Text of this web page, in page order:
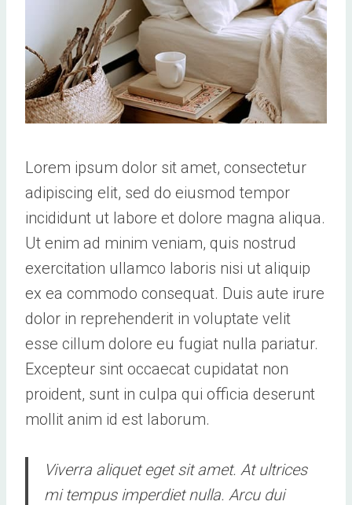
Lorem ipsum dolor sit amet, consectetur
adipiscing elit, sed do eiusmod tempor
incididunt ut labore et dolore magna aliqua.
Ut enim ad minim veniam, quis nostrud
exercitation ullamco laboris nisi ut aliquip
ex ea commodo consequat. Duis aute irure
dolor in reprehenderit in voluptate velit
esse cillum dolore eu fugiat nulla pariatur.
Excepteur sint occaecat cupidatat non
proident, sunt in culpa qui officia deserunt
mollit anim id est laborum.
Viverra aliquet eget sit amet. At ultrices
mi tempus imperdiet nulla. Arcu dui